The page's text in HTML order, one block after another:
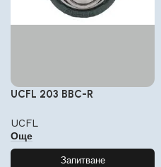
UCFL 203 BBC-R
UCFL
Още
Запитване